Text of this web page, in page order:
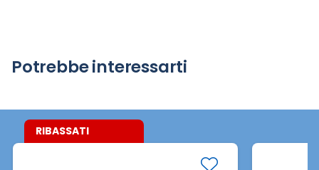
Potrebbe interessarti
RIBASSATI